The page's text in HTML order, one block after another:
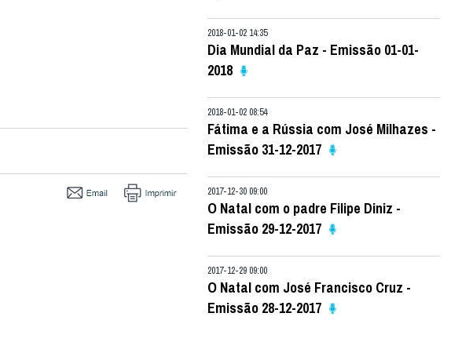
2018-01-02 14:35
Dia Mundial da Paz - Emissão 01-01-
2018
2018-01-02 08:54
Fátima e a Rússia com José Milhazes -
Emissão 31-12-2017
2017-12-30 09:00
O Natal com o padre Filipe Diniz -
Emissão 29-12-2017
2017-12-29 09:00
O Natal com José Francisco Cruz -
Emissão 28-12-2017